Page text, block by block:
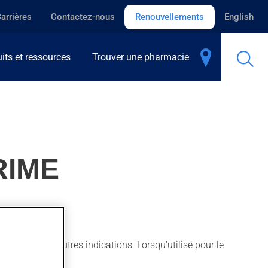
Contactez-nous Renouvellements English
et ressources Trouver une pharmacie
pour d'autres indications. Lorsqu'utilisé pour le